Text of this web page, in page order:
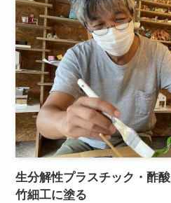
生分解性プラスチック・酢
竹細工に塗る